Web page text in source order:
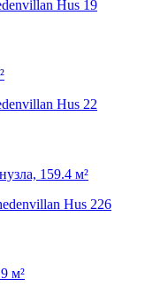
159.4 м²
м²